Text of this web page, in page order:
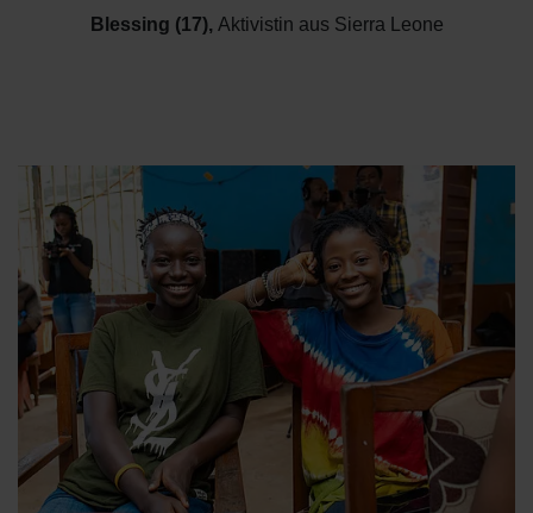
Blessing (17), Aktivistin aus Sierra Leone